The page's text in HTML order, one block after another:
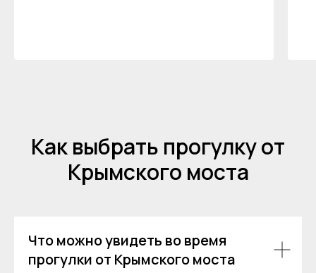
Как выбрать прогулку от
Крымского моста
Что можно увидеть во время
прогулки от Крымского моста